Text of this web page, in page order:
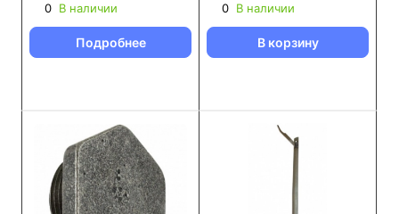
0 В наличии
Подробнее
0 В наличии
В корзину